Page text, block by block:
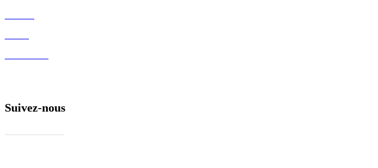
Suivez-nous